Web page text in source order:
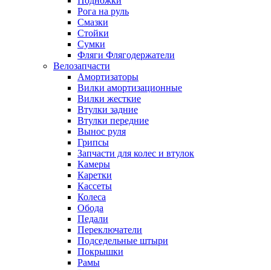
Рога на руль
Смазки
Стойки
Сумки
Фляги Флягодержатели
Велозапчасти
Амортизаторы
Вилки амортизационные
Вилки жесткие
Втулки задние
Втулки передние
Вынос руля
Грипсы
Запчасти для колес и втулок
Камеры
Каретки
Кассеты
Колеса
Обода
Педали
Переключатели
Подседельные штыри
Покрышки
Рамы